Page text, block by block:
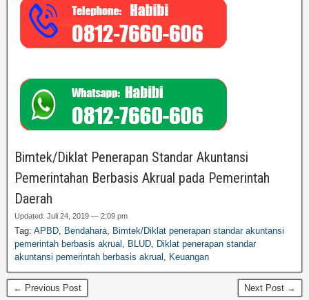
Bimtek/Diklat Penerapan Standar Akuntansi
Pemerintahan Berbasis Akrual pada Pemerintah
Daerah
Updated: Juli 24, 2019 — 2:09 pm
Tag: APBD, Bendahara, Bimtek/Diklat penerapan standar akuntansi
pemerintah berbasis akrual , BLUD, Diklat penerapan standar
akuntansi pemerintah berbasis akrual , Keuangan
← Previous Post Next Post →